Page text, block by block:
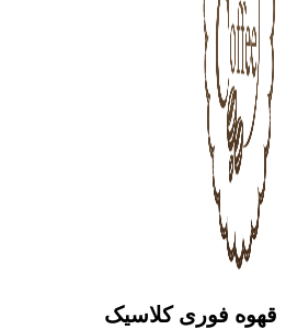
قهوه فوری کلاسیک